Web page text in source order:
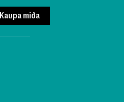
Kaupa miða